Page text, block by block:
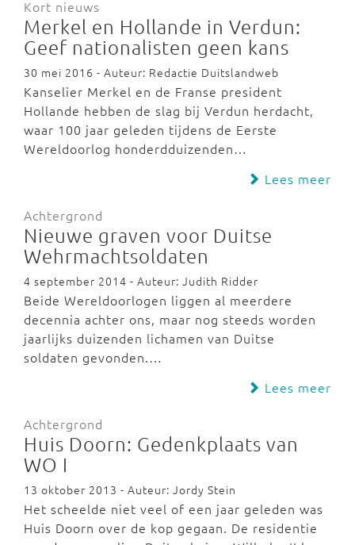
Kort nieuws
Merkel en Hollande in Verdun:
Geef nationalisten geen kans
30 mei 2016 - Auteur: Redactie Duitslandweb
Kanselier Merkel en de Franse president
Hollande hebben de slag bij Verdun herdacht,
waar 100 jaar geleden tijdens de Eerste
Wereldoorlog honderdduizenden…
Lees meer
Achtergrond
Nieuwe graven voor Duitse
Wehrmachtsoldaten
4 september 2014 - Auteur: Judith Ridder
Beide Wereldoorlogen liggen al meerdere
decennia achter ons, maar nog steeds worden
jaarlijks duizenden lichamen van Duitse
soldaten gevonden.…
Lees meer
Achtergrond
Huis Doorn: Gedenkplaats van
WO I
13 oktober 2013 - Auteur: Jordy Stein
Het scheelde niet veel of een jaar geleden was
Huis Doorn over de kop gegaan. De residentie